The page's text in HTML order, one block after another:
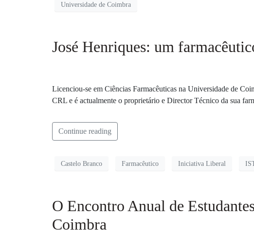
Universidade de Coimbra
José Henriques: um
Licenciou-se em Ciências Farmacêuticas na Universidade de
CRL e é actualmente o proprietário e Director Técnico da sua
Continue reading
Castelo Branco Farmacêutico Iniciativa Liberal
O Encontro Anual de
Coimbra